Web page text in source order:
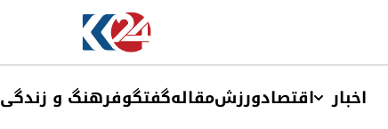
اخبار اقتصادورزشمقالهگفتگوفرهنگ و زندگی